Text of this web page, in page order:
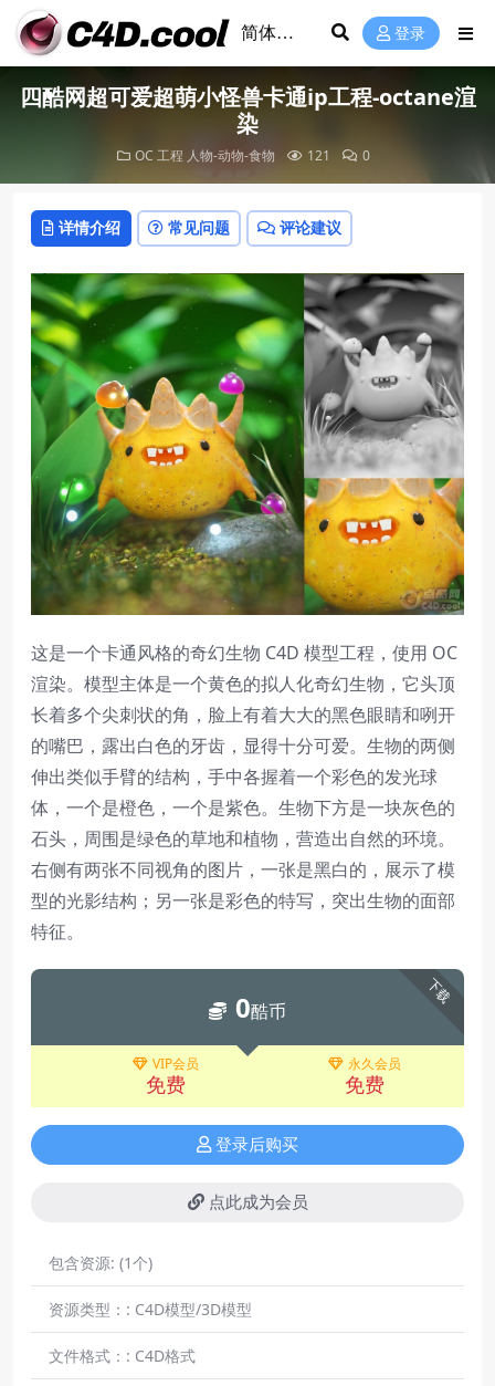
登录
四酷网超可爱超萌小怪兽卡通ip工程-octane渲
染
OC 工程 人物-动物-食物 121 0
详情介绍 常见问题 评论建议
这是一个卡通风格的奇幻生物 C4D 模型工程，使用 OC
渲染。模型主体是一个黄色的拟人化奇幻生物，它头顶
长着多个尖刺状的角，脸上有着大大的黑色眼睛和咧开
的嘴巴，露出白色的牙齿，显得十分可爱。生物的两侧
伸出类似手臂的结构，手中各握着一个彩色的发光球
体，一个是橙色，一个是紫色。生物下方是一块灰色的
石头，周围是绿色的草地和植物，营造出自然的环境。
右侧有两张不同视角的图片，一张是黑白的，展示了模
型的光影结构；另一张是彩色的特写，突出生物的面部
特征。
下载
0酷币
VIP会员
免费
永久会员
免费
登录后购买
点此成为会员
包含资源: (1个)
资源类型：: C4D模型/3D模型
文件格式：: C4D格式